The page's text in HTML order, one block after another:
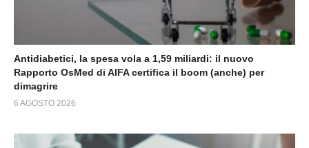
Antidiabetici, la spesa vola a 1,59 miliardi: il nuovo
Rapporto OsMed di AIFA certifica il boom (anche) per
dimagrire
6 AGOSTO 2026